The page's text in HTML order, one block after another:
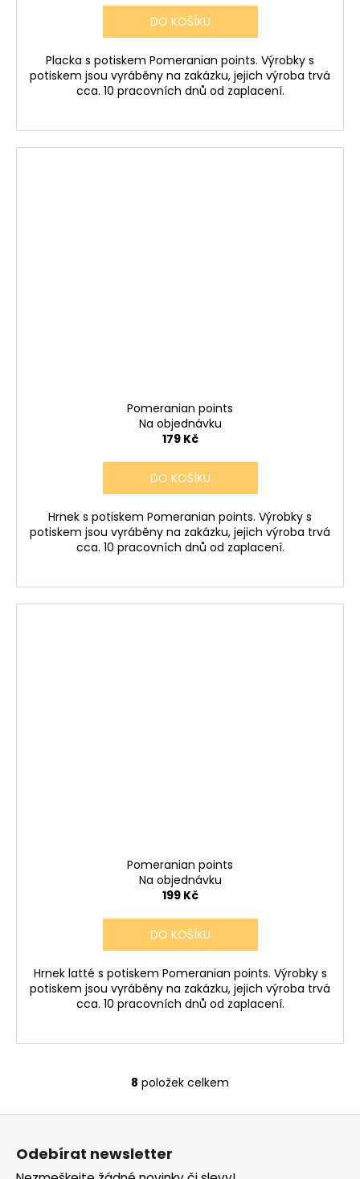
DO KOŠÍKU
Placka s potiskem Pomeranian points. Výrobky s
potiskem jsou vyráběny na zakázku, jejich výroba trvá
cca. 10 pracovních dnů od zaplacení.
Pomeranian points
Na objednávku
179 Kč
DO KOŠÍKU
Hrnek s potiskem Pomeranian points. Výrobky s
potiskem jsou vyráběny na zakázku, jejich výroba trvá
cca. 10 pracovních dnů od zaplacení.
Pomeranian points
Na objednávku
199 Kč
DO KOŠÍKU
Hrnek latté s potiskem Pomeranian points. Výrobky s
potiskem jsou vyráběny na zakázku, jejich výroba trvá
cca. 10 pracovních dnů od zaplacení.
O
v
8 položek celkem
Odebírat newsletter